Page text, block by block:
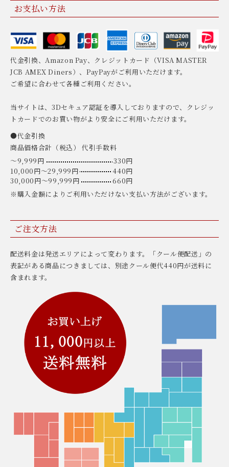
お支払い方法
代金引換、Amazon Pay、クレジットカード（VISA MASTER
JCB AMEX Diners）、PayPayがご利用いただけます。
ご希望に合わせて各種ご利用ください。
当サイトは、3Dセキュア認証を導入しておりますので、クレジッ
トカードでのお買い物がより安全にご利用いただけます。
●代金引換
商品価格合計（税込） 代引手数料
〜9,999円
330円
10,000円〜29,999円
440円
30,000円〜99,999円
660円
※購入金額によりご利用いただけない支払い方法がございます。
ご注文方法
配送料金は発送エリアによって変わります。「クール便配送」の
表記がある商品につきましては、別途クール便代440円が送料に
含まれます。